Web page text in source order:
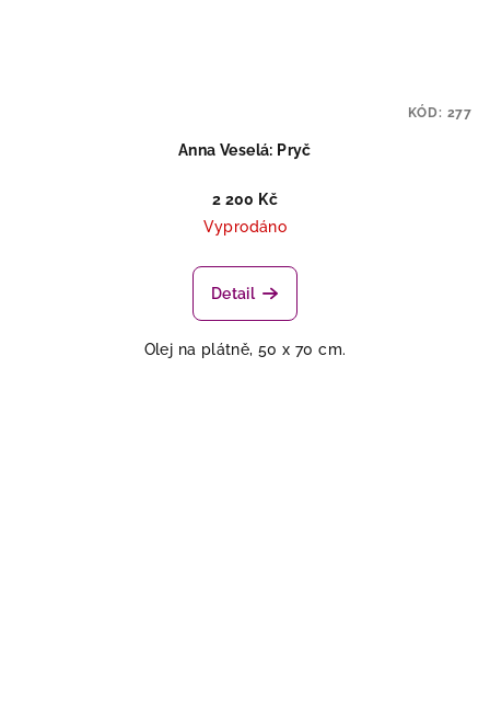
Anna Veselá: Pryč
2 200 Kč
Vyprodáno
Detail
Olej na plátně, 50 x 70 cm.
KÓD: 277